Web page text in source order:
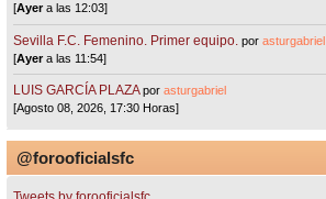
[Ayera las 12:03]
Sevilla F.C. Femenino. Primer equipo. porasturgabriel
[Ayera las 11:54]
LUIS GARCÍA PLAZA porasturgabriel
[Agosto 08, 2026, 17:30 Horas]
@forooficialsfc